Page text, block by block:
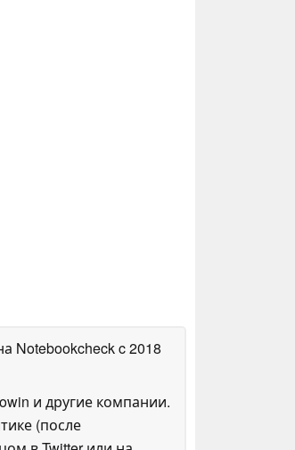
Notebookcheckc 2018
и другие компании.
(после